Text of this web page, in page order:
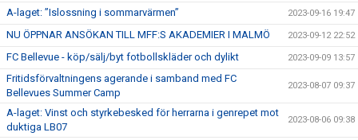
A-laget: ”Islossning i sommarvärmen” 2023-09-16 19:47
NU ÖPPNAR ANSÖKAN TILL MFF:S AKADEMIER I MALMÖ 2023-09-12 22:52
FC Bellevue - köp/sälj/byt fotbollskläder och dylikt 2023-09-09 13:57
Fritidsförvaltningens agerande i samband med FC
Bellevues Summer Camp
2023-08-07 09:37
A-laget: Vinst och styrkebesked för herrarna i genrepet mot
duktiga LB07
2023-08-06 09:38